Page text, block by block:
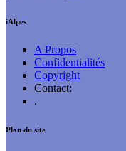
iAlpes
A Propos
Confidentialités
Copyright
Contact:
.
Plan du site